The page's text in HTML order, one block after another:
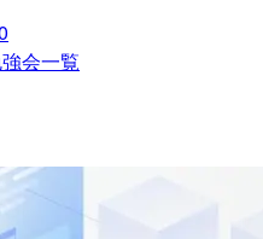
会一覧